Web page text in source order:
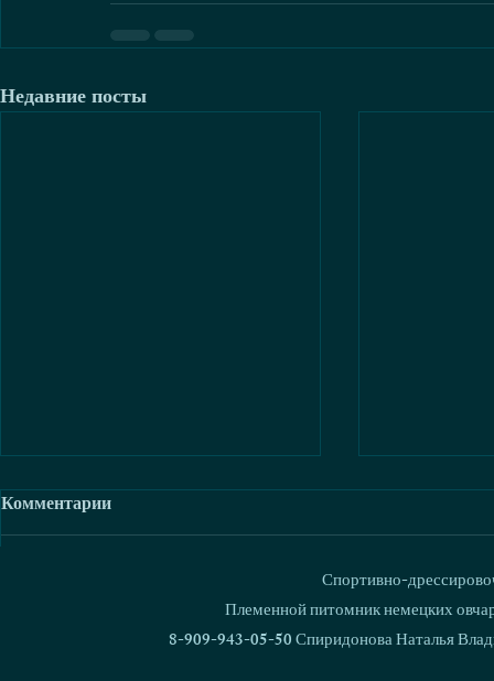
Недавние посты
Комментарии
Спортивно-
Племенной питомник немецких
8-909-943-05-50 Спиридонова Наталья